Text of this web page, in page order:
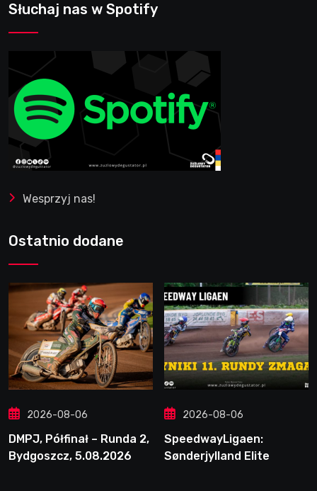
Słuchaj nas w Spotify
Wesprzyj nas!
Ostatnio dodane
2026-08-06
DMPJ, Półfinał – Runda 2,
Bydgoszcz, 5.08.2026
2026-08-06
SpeedwayLigaen:
Sønderjylland Elite